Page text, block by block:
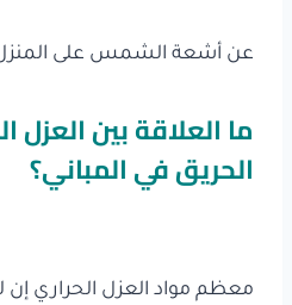
عن أشعة الشمس على المنزل
ما العلاقة بين
الحريق في المباني؟
معظم مواد العزل الحراري إن